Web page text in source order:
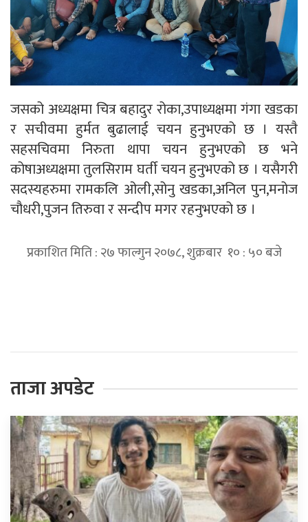
जसको अध्यक्षमा चित्र बहादुर रोका,उपाध्यक्षमा गंगा खडका
र सचीवमा हुर्मत बुढालाई चयन हुनुभएको छ । यस्तै
सहसचिवमा निरुता थापा चयन हुनुभएको छ भने
कोषाअध्यक्षमा तुलसिराम घर्ती चयन हुनुभएको छ । यसैगरी
सदस्यहरुमा रामकलि ओली,सोनु खडका,अनिल पुन,मनोज
चौधरी,पुजन तिरुवा र सन्दीप मगर रहनुभएको छ ।
प्रकाशित मिति : २७ फाल्गुन २०७८, शुक्रबार १० : ५० बजे
ताजा अपडेट